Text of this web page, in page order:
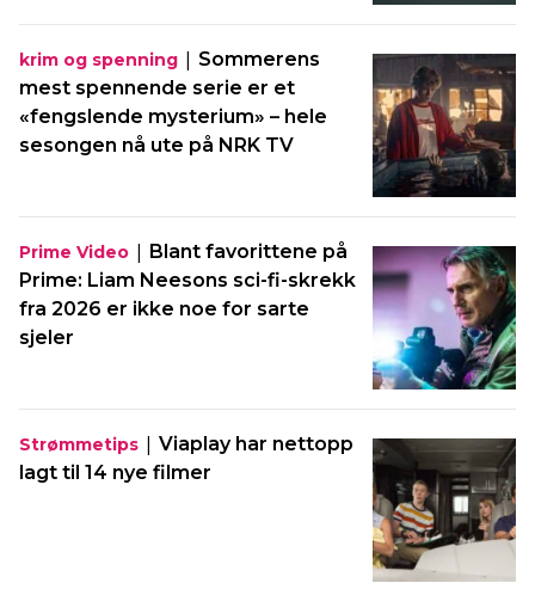
krim og spenning | Sommerens
mest spennende serie er et
«fengslende mysterium» – hele
sesongen nå ute på NRK TV
Prime Video | Blant favorittene på
Prime: Liam Neesons sci-fi-skrekk
fra 2026 er ikke noe for sarte
sjeler
Strømmetips | Viaplay har nettopp
lagt til 14 nye filmer